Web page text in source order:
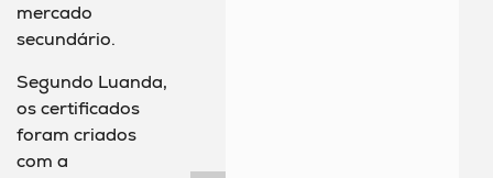
mercado
secundário.
Segundo Luanda,
os certificados
foram criados
com a